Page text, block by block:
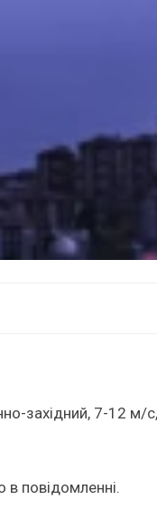
західний, 7-12 м/
в повідомленні.